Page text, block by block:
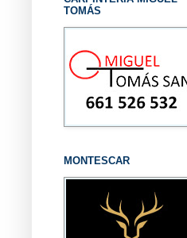
TOMÁS
MONTESCAR